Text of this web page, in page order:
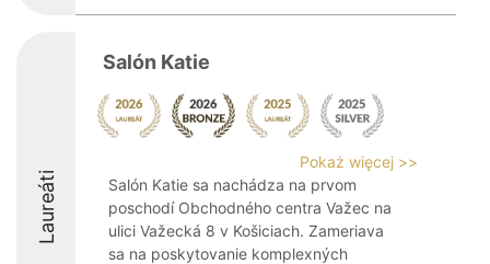
Laureáti
Salón Katie
Pokaż więcej >>
Salón Katie sa nachádza na prvom
poschodí Obchodného centra Važec na
ulici Važecká 8 v Košiciach. Zameriava
sa na poskytovanie komplexných